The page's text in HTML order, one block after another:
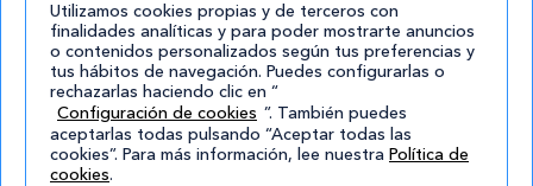
Utilizamos cookies propias y de terceros con
finalidades analíticas y para poder mostrarte anuncios
o contenidos personalizados según tus preferencias y
tus hábitos de navegación. Puedes configurarlas o
rechazarlas haciendo clic en “
Configuración de cookies ”. También puedes
aceptarlas todas pulsando “Aceptar todas las
cookies”. Para más información, lee nuestra Política de
cookies.